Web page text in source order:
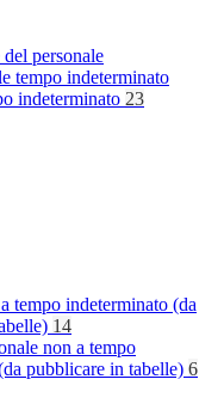
personale
tempo indeterminato
indeterminato 23
tempo indeterminato (da
14
non a tempo
pubblicare in tabelle) 6